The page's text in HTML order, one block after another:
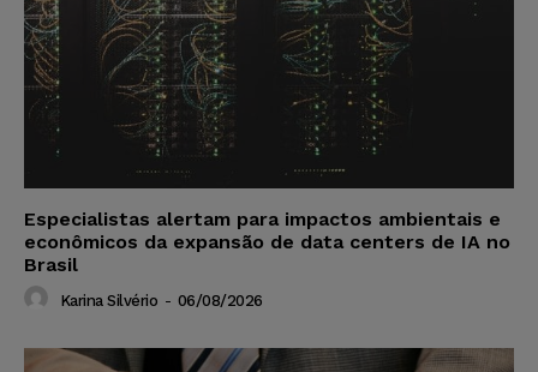
Especialistas alertam para impactos ambientais e
econômicos da expansão de data centers de IA no
Brasil
Karina Silvério - 06/08/2026